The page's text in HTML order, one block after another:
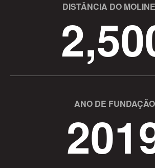
DISTÂNCIA DO
ANO DE FUNDAÇÃO